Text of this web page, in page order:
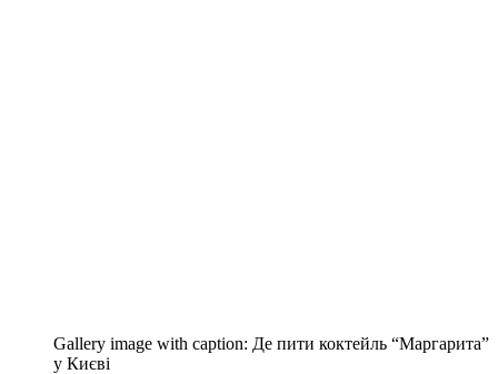
Gallery image with caption: Де пити коктейль “Маргарита”
у Києві